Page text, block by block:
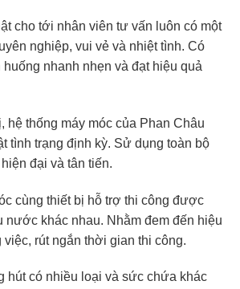
cho tới nhân viên tư vấn luôn có một
nghiệp, vui vẻ và nhiệt tình. Có
nhanh nhẹn và đạt hiệu quả
hệ thống máy móc của Phan Châu
tình trạng định kỳ. Sử dụng toàn bộ
đại và tân tiến.
cùng thiết bị hỗ trợ thi công được
nước khác nhau. Nhằm đem đến hiệu
việc, rút ngắn thời gian thi công.
hút có nhiều loại và sức chứa khác